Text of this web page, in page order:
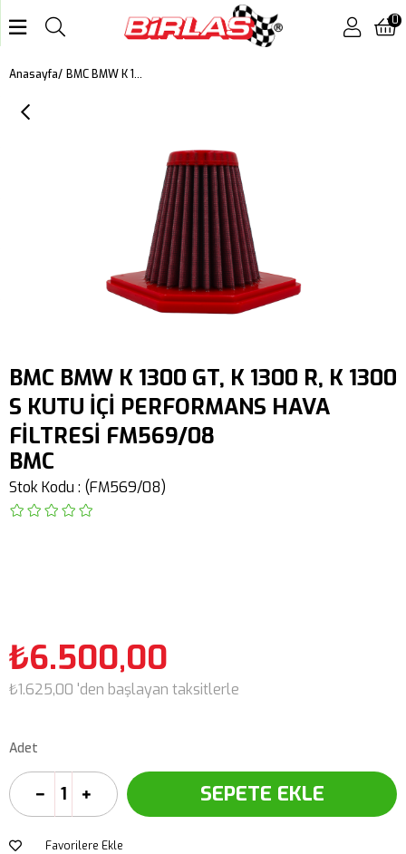
0
Anasayfa BMC BMW K 1300 GT, K 1300 R, K 1300 S KUTU İÇİ PERFORMANS HAVA FİLTRESİ FM569/08
BMC BMW K 1300 GT, K 1300 R, K 1300
S KUTU İÇİ PERFORMANS HAVA
FİLTRESİ FM569/08
BMC
Stok Kodu (FM569/08)
₺6.500,00
₺1.625,00 'den başlayan taksitlerle
Adet
Favorilere Ekle